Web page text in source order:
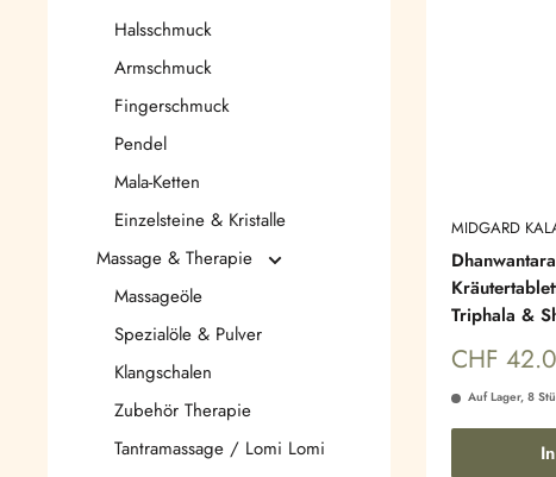
Halsschmuck
Armschmuck
Fingerschmuck
Pendel
Mala-Ketten
Einzelsteine & Kristalle
Massage & Therapie
Massageöle
Spezialöle & Pulver
Klangschalen
Zubehör Therapie
Tantramassage / Lomi Lomi
MIDGARD
Triphala &
CHF
Auf Lager, 8